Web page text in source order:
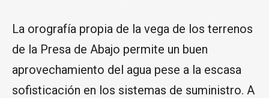
La orografía propia de la vega de los terrenos
de la Presa de Abajo permite un buen
aprovechamiento del agua pese a la escasa
sofisticación en los sistemas de suministro. A